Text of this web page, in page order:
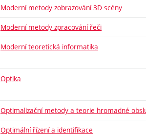
Moderní metody zobrazování 3D scény
Moderní metody zpracování řeči
Moderní teoretická informatika
Optika
Optimalizační metody a teorie hromadné
Optimální řízení a identifikace